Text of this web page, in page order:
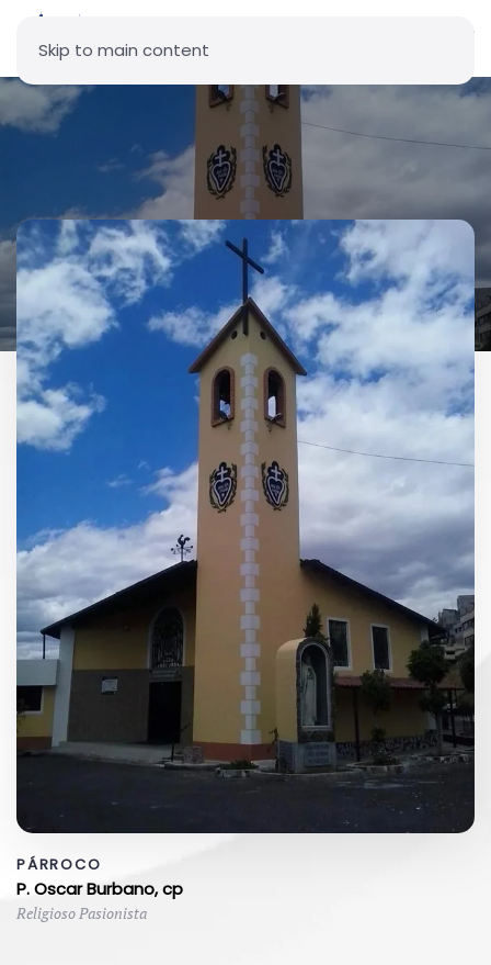
Skip to main content
Parroquia Virgen Peregrina -
Puengasí
PÁRROCO
P. Oscar Burbano, cp
Religioso Pasionista